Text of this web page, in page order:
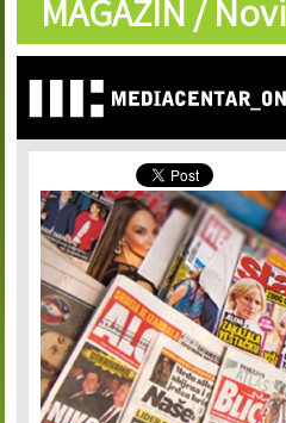
MAGAZIN /